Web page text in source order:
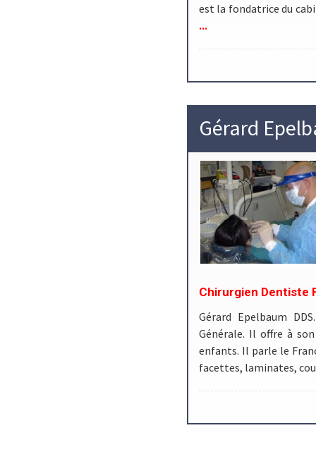
est la fondatrice du
...
Gérard
Chirurgien Dentiste
Gérard Epelbaum
Générale. Il offre à
enfants. Il parle le
facettes, laminates,